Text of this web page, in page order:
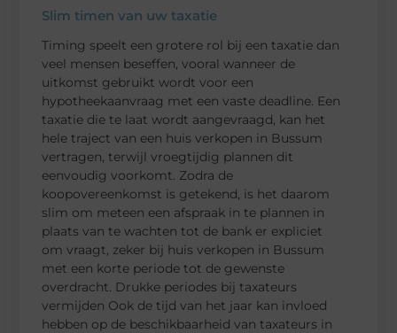
Slim timen van uw taxatie
Timing speelt een grotere rol bij een taxatie dan
veel mensen beseffen, vooral wanneer de
uitkomst gebruikt wordt voor een
hypotheekaanvraag met een vaste deadline. Een
taxatie die te laat wordt aangevraagd, kan het
hele traject van een huis verkopen in Bussum
vertragen, terwijl vroegtijdig plannen dit
eenvoudig voorkomt. Zodra de
koopovereenkomst is getekend, is het daarom
slim om meteen een afspraak in te plannen in
plaats van te wachten tot de bank er expliciet
om vraagt, zeker bij huis verkopen in Bussum
met een korte periode tot de gewenste
overdracht. Drukke periodes bij taxateurs
vermijden Ook de tijd van het jaar kan invloed
hebben op de beschikbaarheid van taxateurs in